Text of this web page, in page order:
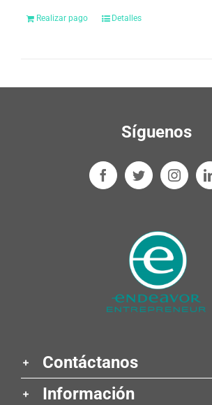
Realizar pago Detalles
Síguenos
Contáctanos
Información